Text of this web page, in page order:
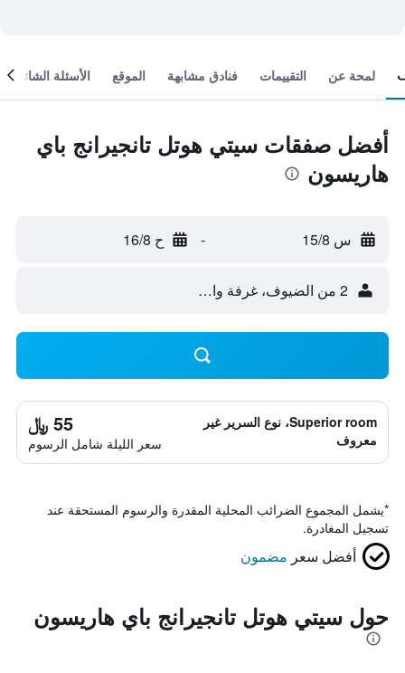
لمحة عن التقييمات فنادق مشابهة الموقع الأسئلة الشائعة
أفضل صفقات سيتي هوتل تانجيرانج باي
هاريسون
س 15/8 - ح 16/8
2 من الضيوف، غرفة واحدة
Superior room، نوع السرير غير
معروف
55 ﷼
سعر الليلة شامل الرسوم
*يشمل المجموع الضرائب المحلية المقدرة والرسوم المستحقة عند
تسجيل المغادرة.
أفضل سعر مضمون
حول سيتي هوتل تانجيرانج باي هاريسون